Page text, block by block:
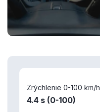
Zrýchlenie 0-100 km/h
4.4 s (0-100)